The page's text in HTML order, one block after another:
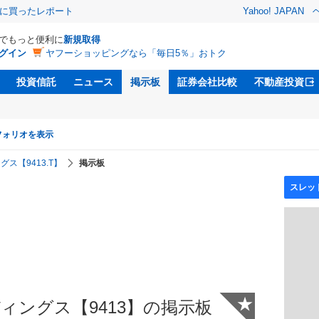
買ったレポート Yahoo! JAPAN
もっと便利に新規取得
イン
ヤフーショッピングなら「毎日5％」おトク
投資信託 ニュース 掲示板 証券会社比較 不動産投資
リオを表示
ス【9413.T】 掲示板
ングス【9413】の掲示板 ★